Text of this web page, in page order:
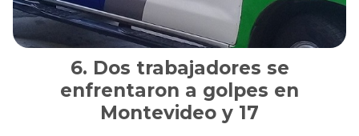
Dos trabajadores se
enfrentaron a golpes en
Montevideo y 17